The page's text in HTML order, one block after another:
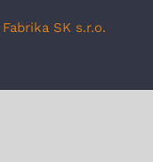
Fabrika SK s.r.o.